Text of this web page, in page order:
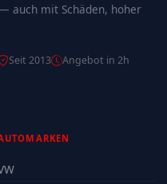
auch mit Schäden, hoher
Seit 2013 Angebot in 2h